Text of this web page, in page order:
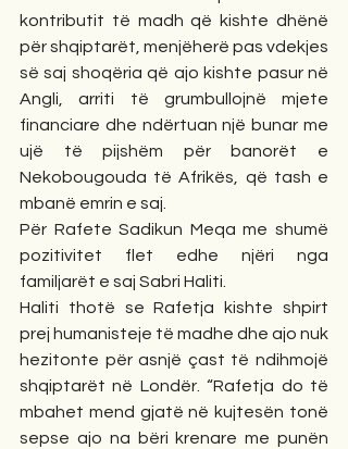
kontributit të madh që kishte dhënë
për shqiptarët, menjëherë pas vdekjes
së saj shoqëria që ajo kishte pasur në
Angli, arriti të grumbullojnë mjete
financiare dhe ndërtuan një bunar me
ujë të pijshëm për banorët e
Nekobougouda të Afrikës, që tash e
mbanë emrin e saj.
Për Rafete Sadikun Meqa me shumë
pozitivitet flet edhe njëri nga
familjarët e saj Sabri Haliti.
Haliti thotë se Rafetja kishte shpirt
prej humanisteje të madhe dhe ajo nuk
hezitonte për asnjë çast të ndihmojë
shqiptarët në Londër. “Rafetja do të
mbahet mend gjatë në kujtesën tonë
sepse ajo na bëri krenare me punën